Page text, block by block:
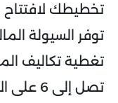
تخطيطك
توفر السيولة
تغطية تكاليف
تصل